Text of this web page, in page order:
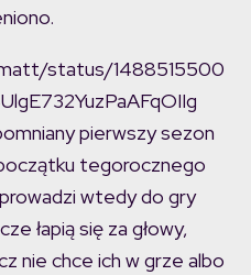
status/1488515500
pierwszy sezon
tegorocznego
wtedy do gry
łapią się za głowy,
nie chce ich w grze albo